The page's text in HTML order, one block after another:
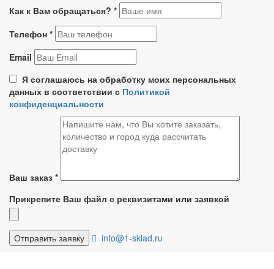
Как к Вам обращаться? *
Телефон *
Email
Я соглашаюсь на обработку моих персональных
данных в соответствии с Политикой
конфиденциальности
Ваш заказ *
Прикрепите Ваш файл с реквизитами или заявкой
info@1-sklad.ru